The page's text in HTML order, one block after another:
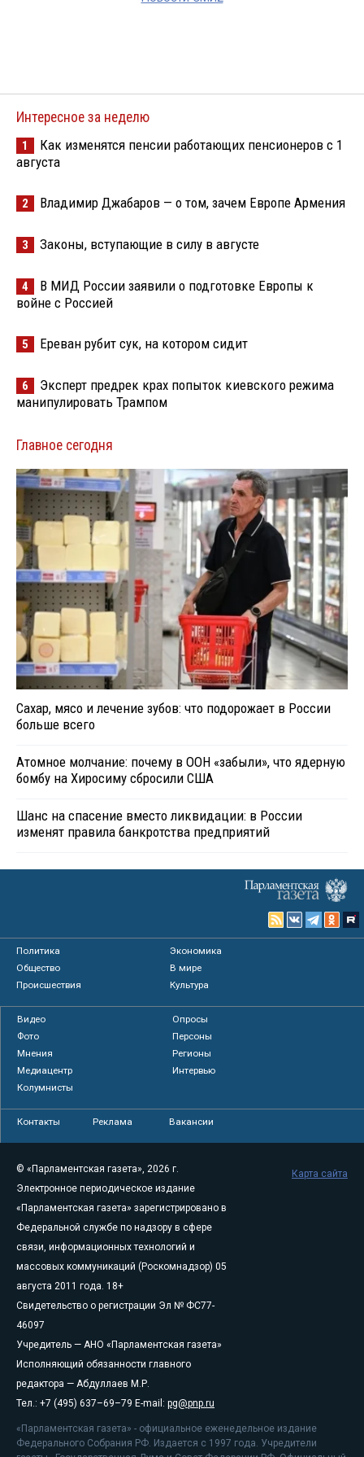
Интересное за неделю
1
Как изменятся пенсии работающих пенсионеров с 1
августа
2 Владимир Джабаров — о том, зачем Европе Армения
3 Законы, вступающие в силу в августе
4
В МИД России заявили о подготовке Европы к
войне с Россией
5 Ереван рубит сук, на котором сидит
6
Эксперт предрек крах попыток киевского режима
манипулировать Трампом
Главное сегодня
Сахар, мясо и лечение зубов: что подорожает в России
больше всего
Атомное молчание: почему в ООН «забыли», что ядерную
бомбу на Хиросиму сбросили США
Шанс на спасение вместо ликвидации: в России
изменят правила банкротства предприятий
Политика
Экономика
Общество
В мире
Происшествия
Культура
Видео
Опросы
Фото
Персоны
Мнения
Регионы
Медиацентр
Интервью
Колумнисты
Контакты Реклама Вакансии
© «Парламентская газета», 2026 г.
Электронное периодическое издание
«Парламентская газета» зарегистрировано в
Федеральной службе по надзору в сфере
связи, информационных технологий и
массовых коммуникаций (Роскомнадзор) 05
августа 2011 года. 18+
Свидетельство о регистрации Эл № ФС77-
46097
Учредитель — АНО «Парламентская газета»
Исполняющий обязанности главного
редактора — Абдуллаев М.Р.
Тел.: +7 (495) 637–69–79 E-mail: pg@pnp.ru
«Парламентская газета» - официальное еженедельное издание
Федерального Собрания РФ. Издается с 1997 года. Учредители
Карта сайта